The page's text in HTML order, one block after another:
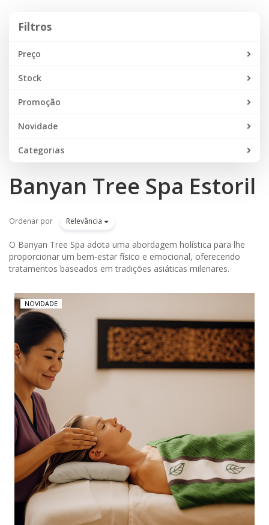
Filtros
Preço
Stock
Promoção
Novidade
Categorias
Banyan Tree Spa Estoril
Ordenar por Relevância
O Banyan Tree Spa adota uma abordagem holística para lhe
proporcionar um bem-estar físico e emocional, oferecendo
tratamentos baseados em tradições asiáticas milenares.
NOVIDADE